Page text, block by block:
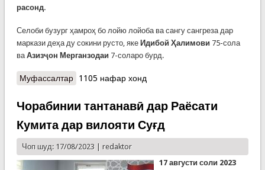
расонд.
Селоби бузург ҳамроҳ бо лойю лойоба ва сангу сангреза дар
маркази деҳа ду сокини русто, яке Идибой Ҳалимови 75-сола
ваАзизҷон Мерганзодаи 7-соларо бурд.
Муфассалтаро Қадршиносии сокини ноҳияи Айнӣ аз ҷониби
1105 нафар хонд
Чорабинии тантанавӣ дар Раёсати
Кумита дар вилояти Суғд
Чоп шуд: 17/08/2023 | redaktor
17 августи соли 2023